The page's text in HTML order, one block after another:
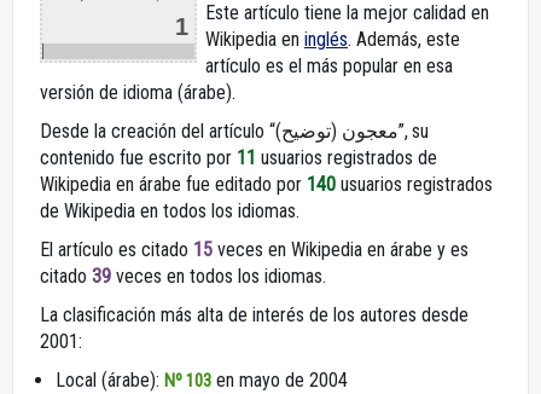
1
Este artículo tiene la mejor calidad en
Wikipedia en inglés. Además, este
artículo es el más popular en esa
versión de idioma (árabe).
Desde la creación del artículo “معجون (توضيح)”, su
contenido fue escrito por 11 usuarios registrados de
Wikipedia en árabe fue editado por 140 usuarios registrados
de Wikipedia en todos los idiomas.
El artículo es citado 15 veces en Wikipedia en árabe y es
citado 39 veces en todos los idiomas.
La clasificación más alta de interés de los autores desde
2001:
Local (árabe): Nº 103 en mayo de 2004